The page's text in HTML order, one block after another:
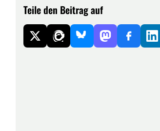
Teile den Beitrag auf